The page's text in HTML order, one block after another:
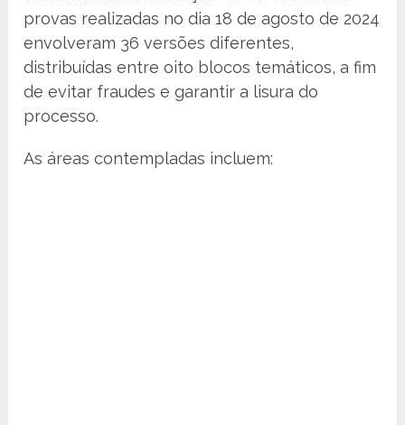
provas realizadas no dia 18 de agosto de 2024
envolveram 36 versões diferentes,
distribuídas entre oito blocos temáticos, a fim
de evitar fraudes e garantir a lisura do
processo.
As áreas contempladas incluem: